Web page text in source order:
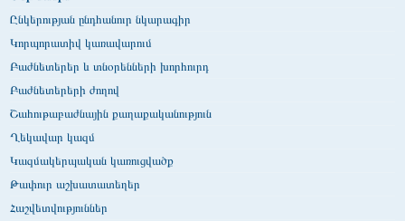
Ընկերության ընդհանուր նկարագիր
Կորպորատիվ կառավարում
Բաժնետերեր և տնօրենների խորհուրդ
Բաժնետերերի ժողով
Շահութաբաժնային քաղաքականություն
Ղեկավար կազմ
Կազմակերպական կառուցվածք
Թափուր աշխատատեղեր
Հաշվետվություններ